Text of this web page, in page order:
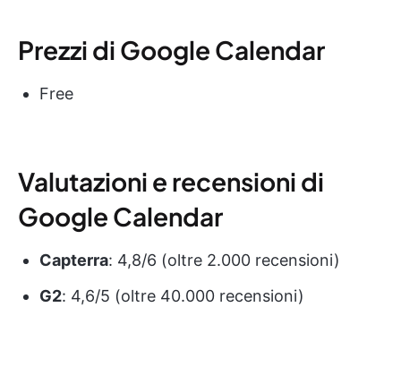
Prezzi di Google Calendar
Free
Valutazioni e recensioni di
Google Calendar
Capterra: 4,8/6 (oltre 2.000 recensioni)
G2: 4,6/5 (oltre 40.000 recensioni)